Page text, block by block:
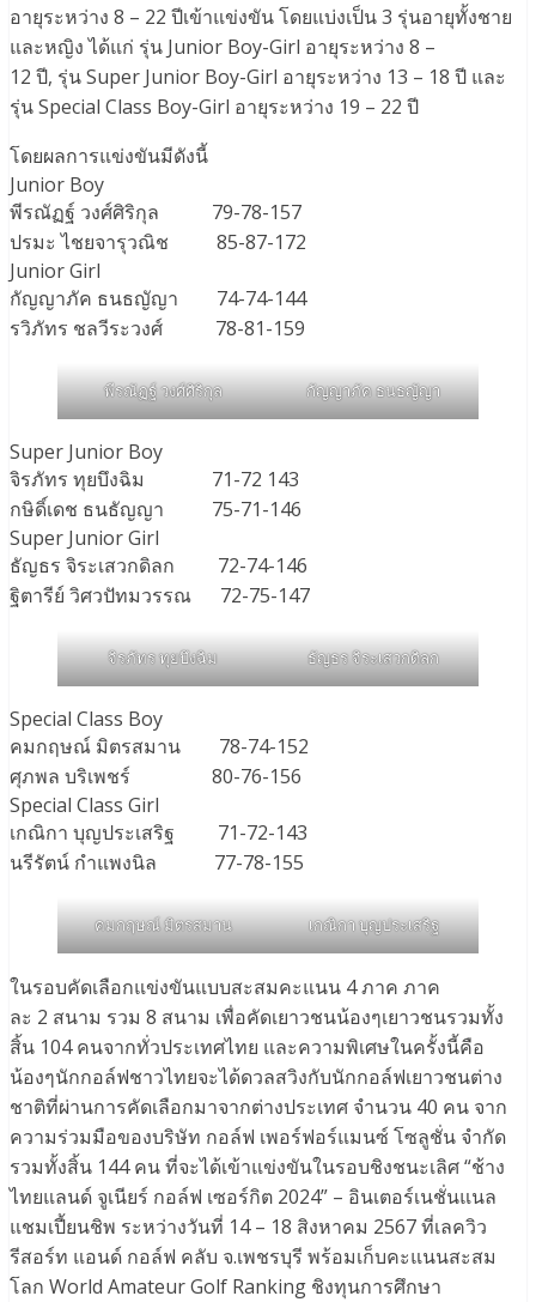
อายุระหว่าง 8 – 22 ปีเข้าแข่งขัน โดยแบ่งเป็น 3 รุ่นอายุทั้งชาย
และหญิง ได้แก่ รุ่น Junior Boy-Girl อายุระหว่าง 8 –
12 ปี, รุ่น Super Junior Boy-Girl อายุระหว่าง 13 – 18 ปี และ
รุ่น Special Class Boy-Girl อายุระหว่าง 19 – 22 ปี
โดยผลการแข่งขันมีดังนี้
Junior Boy
พีรณัฏฐ์ วงศ์ศิริกุล 79-78-157
ปรมะ ไชยจารุวณิช 85-87-172
Junior Girl
กัญญาภัค​ ธน​ธญัญา 74-74-144
รวิภัทร ชลวีระวงศ์ 78-81-159
พีรณัฏฐ์ วงศ์ศิริกุล กัญญาภัค ธนธญัญา
Super Junior Boy
จิรภัทร ทุยบึงฉิม 71-72 143
กษิดิ์เดช ธนธัญญา 75-71-146
Super Junior Girl
ธัญธร จิระเสวกดิลก 72-74-146
ฐิตารีย์ วิศวปัทมวรรณ 72-75-147
จิรภัทร ทุยบึงฉิม ธัญธร จิระเสวกดิลก
Special Class Boy
คมกฤษณ์ มิตรสมาน 78-74-152
ศุภพล บริเพชร์ 80-76-156
Special Class Girl
เกณิกา บุญประเสริฐ 71-72-143
นรีรัตน์ กำแพงนิล 77-78-155
คมกฤษณ์ มิตรสมาน เกณิกา บุญประเสริฐ
ในรอบคัดเลือกแข่งขันแบบสะสมคะแนน 4 ภาค ภาค
ละ 2 สนาม รวม 8 สนาม เพื่อคัดเยาวชนน้องๆเยาวชนรวมทั้ง
สิ้น 104 คนจากทั่วประเทศไทย และความพิเศษในครั้งนี้คือ
น้องๆนักกอล์ฟชาวไทยจะได้ดวลสวิงกับนักกอล์ฟเยาวชนต่าง
ชาติที่ผ่านการคัดเลือกมาจากต่างประเทศ จำนวน 40 คน จาก
ความร่วมมือของบริษัท กอล์ฟ เพอร์ฟอร์แมนซ์ โซลูชั่น จำกัด
รวมทั้งสิ้น 144 คน ที่จะได้เข้าแข่งขันในรอบชิงชนะเลิศ “ช้าง
ไทยแลนด์ จูเนียร์ กอล์ฟ เซอร์กิต 2024” – อินเตอร์เนชั่นแนล
แชมเปี้ยนชิพ ระหว่างวันที่ 14 – 18 สิงหาคม 2567 ที่เลควิว
รีสอร์ท แอนด์ กอล์ฟ คลับ จ.เพชรบุรี พร้อมเก็บคะแนนสะสม
โลก World Amateur Golf Ranking ชิงทุนการศึกษา